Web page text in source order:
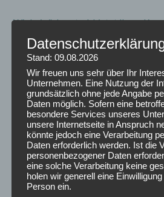
Wir bei rückenstark bietet Ihnen
„neue Rückenschule“, „Rücken-
lernen“, Autogenes Training,
& Progressive Muskelentspannung.
sind zertifiziert, was bedeutet: Die
Ihnen die Kosten!
Ich übernehme ab Februar 2020 die
Rückenschule“ und „Rückenfitness“.
Rückenschule“ gefällt mir besonders,
Teilnehmer*innen ein
Bewegung und Entspannung
Teilnehmer*innen dazu an ihren
Stand: 09.08.2026
Wir freuen uns sehr über Ihr
Unternehmen. Eine Nutzung der
grundsätzlich ohne jede Angabe
Daten möglich. Sofern eine
besondere Services unseres
unsere Internetseite in Anspruch
könnte jedoch eine Verarbeitung
Daten erforderlich werden. Ist die
personenbezogener Daten
eine solche Verarbeitung keine
holen wir generell eine
Person ein.